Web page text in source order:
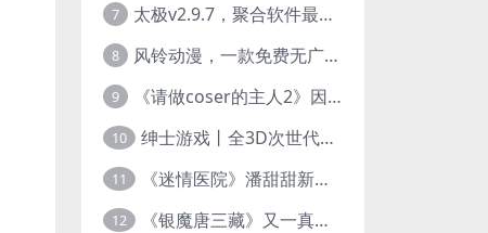
7 太极v2.9.7，聚合软件最新版，25+源也非常猛了！
8 风铃动漫，一款免费无广告的电脑端追番神器！
9 《请做coser的主人2》因“C度大”被Steam下架的真人美女互动游戏！
10 绅士游戏丨全3D次世代的黄油大作， 细腻逼真的双人互动狂想曲！
11 《迷情医院》潘甜甜新作？有点刺激的真人美女互动游戏
12 《银魔唐三藏》又一真人美女互动游戏，堪比M豆！